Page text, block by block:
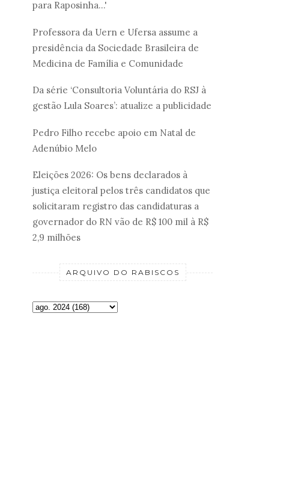
para Raposinha...'
Professora da Uern e Ufersa assume a
presidência da Sociedade Brasileira de
Medicina de Família e Comunidade
Da série ‘Consultoria Voluntária do RSJ à
gestão Lula Soares’: atualize a publicidade
Pedro Filho recebe apoio em Natal de
Adenúbio Melo
Eleições 2026: Os bens declarados à
justiça eleitoral pelos três candidatos que
solicitaram registro das candidaturas a
governador do RN vão de R$ 100 mil à R$
2,9 milhões
ARQUIVO DO RABISCOS